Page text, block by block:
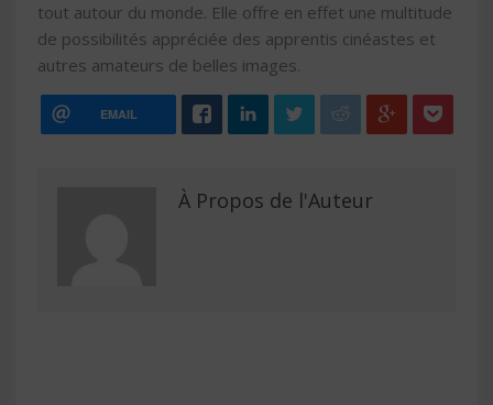
tout autour du monde. Elle offre en effet une multitude
de possibilités appréciée des apprentis cinéastes et
autres amateurs de belles images.
EMAIL
À Propos de l'Auteur